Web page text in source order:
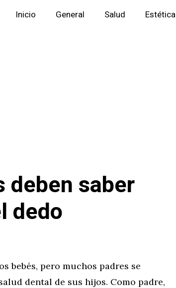
Inicio General Salud Estética
deben saber
dedo
bebés, pero muchos padres se
dental de sus hijos. Como padre,